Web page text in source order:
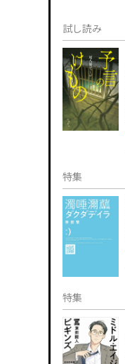
試し読み
特集
特集